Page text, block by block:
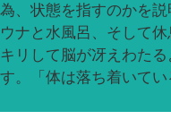
為、状態を指すのかを
ウナと水風呂、そして
キリして脳が冴えわた
す。「体は落ち着いて